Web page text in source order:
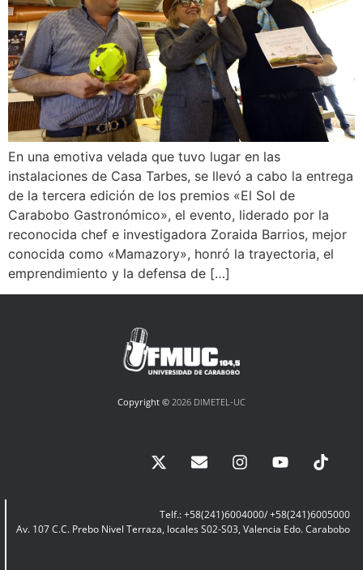
En una emotiva velada que tuvo lugar en las
instalaciones de Casa Tarbes, se llevó a cabo la entrega
de la tercera edición de los premios «El Sol de
Carabobo Gastronómico», el evento, liderado por la
reconocida chef e investigadora Zoraida Barrios, mejor
conocida como «Mamazory», honró la trayectoria, el
emprendimiento y la defensa de […]
Copyright © 2026 DIMETEL-UC
Telf.: +58(241)6004000/ +58(241)6005000
Av. 107 C.C. Prebo Nivel Terraza, locales S02-S03, Valencia Edo. Carabobo